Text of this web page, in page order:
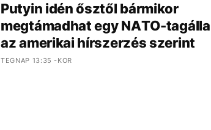
Putyin idén ősztől bármikor
megtámadhat egy NATO-
az amerikai hírszerzés szerint
TEGNAP 13:35 -KOR